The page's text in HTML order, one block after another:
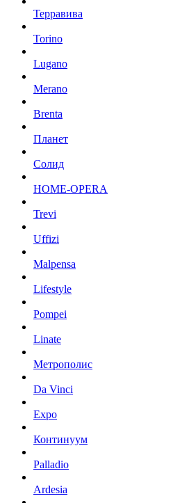
Терравива
Torino
Lugano
Merano
Brenta
Планет
Солид
HOME-OPERA
Trevi
Uffizi
Malpensa
Lifestyle
Pompei
Linate
Метрополис
Da Vinci
Expo
Континуум
Palladio
Ardesia